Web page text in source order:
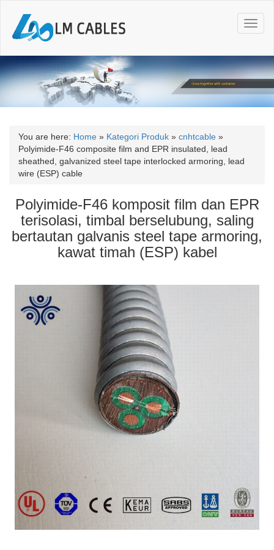
T
o
g
l
n
a
n
You are here: Home » Kategori Produk » cnhtcable »
Polyimide-F46 composite film and EPR insulated, lead
sheathed, galvanized steel tape interlocked armoring, lead
wire (ESP) cable
Polyimide-F46 komposit film dan EPR
terisolasi, timbal berselubung, saling
bertautan galvanis steel tape armoring,
kawat timah (ESP) kabel